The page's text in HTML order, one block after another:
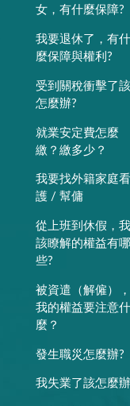
女，有什麼保障?
我要退休了，有什
麼保障與權利?
受到關稅衝擊了該
怎麼辦?
就業安定費怎麼
繳？繳多少？
我要找外籍家庭看
護 / 幫傭
從上班到休假，我
該瞭解的權益有哪
些?
被資遣（解僱），
我的權益要注意什
麼？
發生職災怎麼辦?
我失業了該怎麼